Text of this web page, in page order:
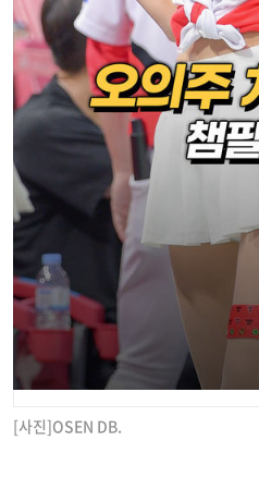
[사진]OSEN DB.